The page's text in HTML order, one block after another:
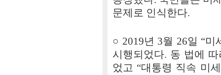
문제로 인식한다.
○ 2019년 3월 26일 “
시행되었다. 동 법에
었고 “대통령 직속 미